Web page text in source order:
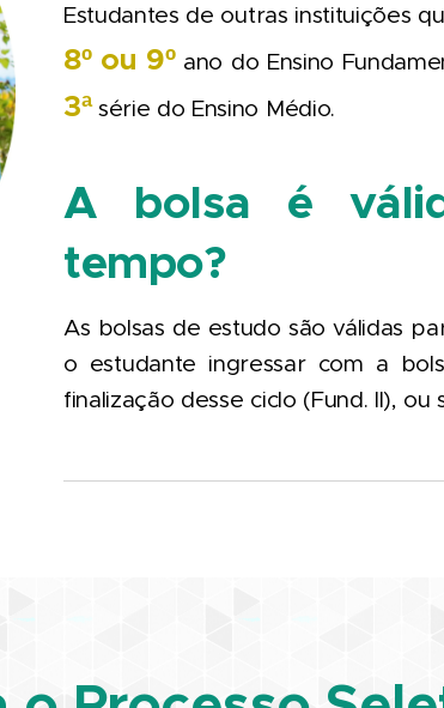
Estudantes de outras instituições
8º ou 9ºano do Ensino
3ªsérie do Ensino Médio.
A bolsa é
tempo?
As bolsas de estudo são válidas
o estudante ingressar com a
finalização desse ciclo (Fund. II), ou